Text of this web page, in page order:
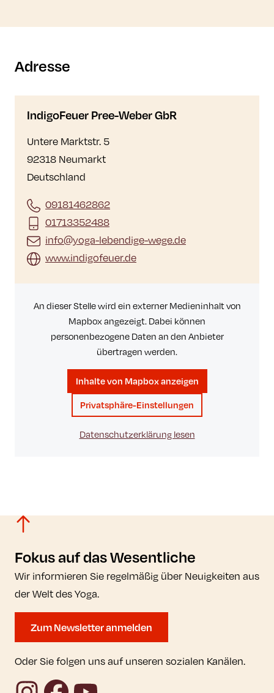
Adresse
IndigoFeuer Pree-Weber GbR
Untere Marktstr. 5
92318 Neumarkt
Deutschland
09181462862
01713352488
info@yoga-lebendige-wege.de
www.indigofeuer.de
An dieser Stelle wird ein externer Medieninhalt von
Mapbox angezeigt. Dabei können
personenbezogene Daten an den Anbieter
übertragen werden.
Inhalte von Mapbox anzeigen
Privatsphäre-Einstellungen
Datenschutzerklärung lesen
Fokus auf das Wesentliche
Wir informieren Sie regelmäßig über Neuigkeiten aus
der Welt des Yoga.
Zum Newsletter anmelden
Oder Sie folgen uns auf unseren sozialen Kanälen.
InstagramFacebookYouTube